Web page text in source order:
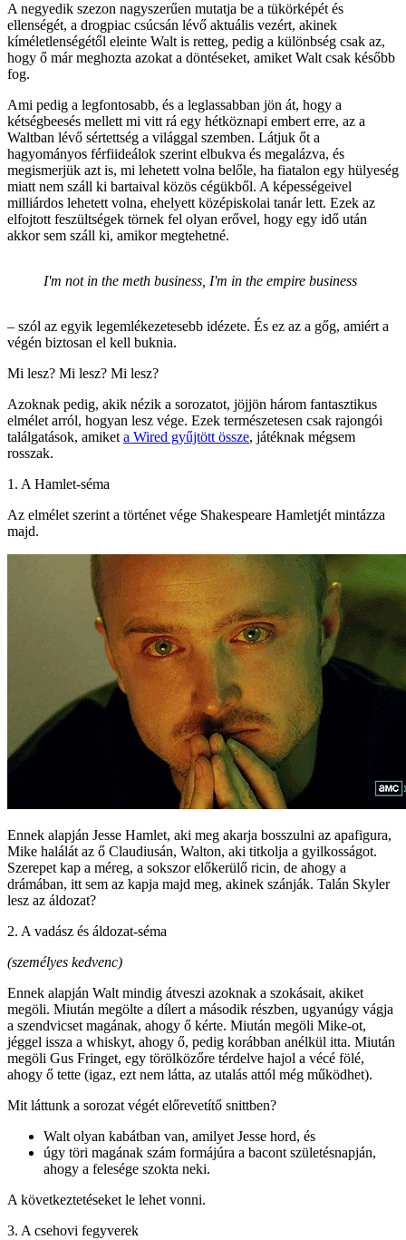
A negyedik szezon nagyszerűen mutatja be a tükörképét és
ellenségét, a drogpiac csúcsán lévő aktuális vezért, akinek
kíméletlenségétől eleinte Walt is retteg, pedig a különbség csak az,
hogy ő már meghozta azokat a döntéseket, amiket Walt csak később
fog.
Ami pedig a legfontosabb, és a leglassabban jön át, hogy a
kétségbeesés mellett mi vitt rá egy hétköznapi embert erre, az a
Waltban lévő sértettség a világgal szemben. Látjuk őt a
hagyományos férfiideálok szerint elbukva és megalázva, és
megismerjük azt is, mi lehetett volna belőle, ha fiatalon egy hülyeség
miatt nem száll ki bartaival közös cégükből. A képességeivel
milliárdos lehetett volna, ehelyett középiskolai tanár lett. Ezek az
elfojtott feszültségek törnek fel olyan erővel, hogy egy idő után
akkor sem száll ki, amikor megtehetné.
I'm not in the meth business, I'm in the empire business
– szól az egyik legemlékezetesebb idézete. És ez az a gőg, amiért a
végén biztosan el kell buknia.
Mi lesz? Mi lesz? Mi lesz?
Azoknak pedig, akik nézik a sorozatot, jöjjön három fantasztikus
elmélet arról, hogyan lesz vége. Ezek természetesen csak rajongói
találgatások, amiketa Wired gyűjtött össze, játéknak mégsem
rosszak.
1. A Hamlet-séma
Az elmélet szerint a történet vége Shakespeare Hamletjét mintázza
majd.
Ennek alapján Jesse Hamlet, aki meg akarja bosszulni az apafigura,
Mike halálát az ő Claudiusán, Walton, aki titkolja a gyilkosságot.
Szerepet kap a méreg, a sokszor előkerülő ricin, de ahogy a
drámában, itt sem az kapja majd meg, akinek szánják. Talán Skyler
lesz az áldozat?
2. A vadász és áldozat-séma
(személyes kedvenc)
Ennek alapján Walt mindig átveszi azoknak a szokásait, akiket
megöli. Miután megölte a dílert a második részben, ugyanúgy vágja
a szendvicset magának, ahogy ő kérte. Miután megöli Mike-ot,
jéggel issza a whiskyt, ahogy ő, pedig korábban anélkül itta. Miután
megöli Gus Fringet, egy törölközőre térdelve hajol a vécé fölé,
ahogy ő tette (igaz, ezt nem látta, az utalás attól még működhet).
Mit láttunk a sorozat végét előrevetítő snittben?
Walt olyan kabátban van, amilyet Jesse hord, és
úgy töri magának szám formájúra a bacont születésnapján,
ahogy a felesége szokta neki.
A következtetéseket le lehet vonni.
3. A csehovi fegyverek